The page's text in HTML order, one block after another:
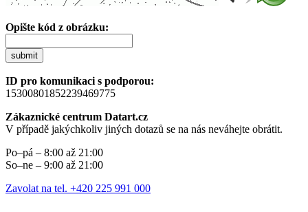
Opište kód z obrázku:
submit
ID pro komunikaci s podporou:
15300801852239469775
Zákaznické centrum Datart.cz
V případě jakýchkoliv jiných dotazů se na nás neváhejte obrátit.
Po–pá – 8:00 až 21:00
So–ne – 9:00 až 21:00
Zavolat na tel. +420 225 991 000